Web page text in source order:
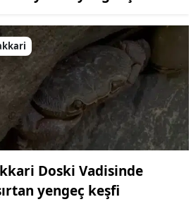
Bingöl
Bitlis
Bolu
Burdur
Çanakkale
Doski Vadisinde
yengeç keşfi